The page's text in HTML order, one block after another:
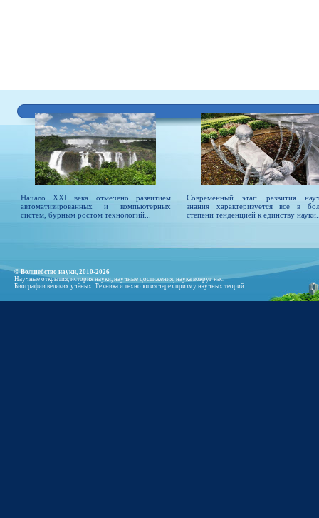
Начало XXI века отмечено развитием
автоматизированных и компьютерных
систем, бурным ростом технологий...
Современный этап развития
знания характеризуется все в
степени тенденцией к единству
© Волшебство науки, 2010-2026
Научные открытия, история науки, научные достижения, наука вокруг нас.
Биографии великих учёных. Техника и технология через призму научных теорий.